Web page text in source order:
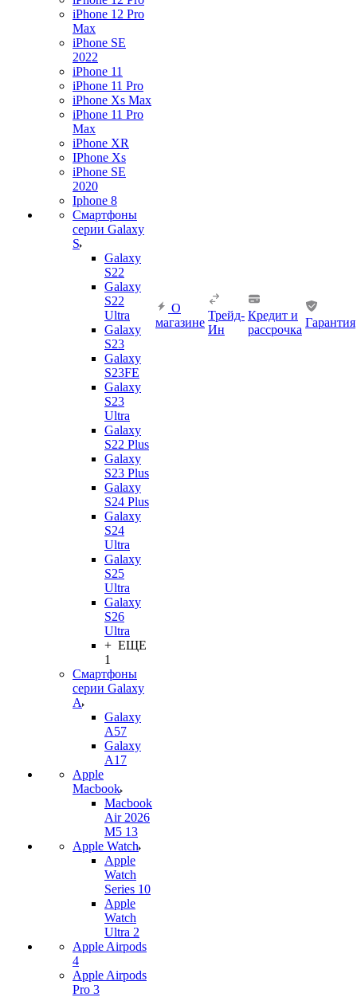
iPhone 12 Pro
Max
iPhone SE
2022
iPhone 11
iPhone 11 Pro
iPhone Xs Max
iPhone 11 Pro
Max
iPhone XR
IPhone Xs
iPhone SE
2020
Iphone 8
Смартфоны
серии Galaxy
S
Galaxy
S22
Galaxy
S22
Ultra
Galaxy
S23
Galaxy
S23FE
Galaxy
S23
Ultra
Galaxy
S22 Plus
Galaxy
S23 Plus
Galaxy
S24 Plus
Galaxy
S24
Ultra
Galaxy
S25
Ultra
Galaxy
S26
Ultra
+ ЕЩЕ
1
Смартфоны
серии Galaxy
A
Galaxy
A57
Galaxy
A17
Apple
Macbook
Macbook
Air 2026
M5 13
Apple Watch
Apple
Watch
Series 10
Apple
Watch
Ultra 2
Apple Airpods
4
Apple Airpods
Pro 3
О
магазине
Трейд-
Ин
Кредит и
рассрочка
Гарантия